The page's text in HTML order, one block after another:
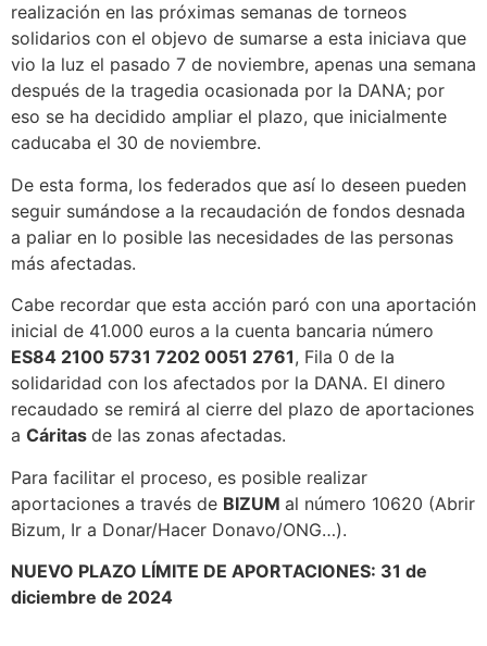
realización en las próximas semanas de torneos
solidarios con el objevo de sumarse a esta iniciava que
vio la luz el pasado 7 de noviembre, apenas una semana
después de la tragedia ocasionada por la DANA; por
eso se ha decidido ampliar el plazo, que inicialmente
caducaba el 30 de noviembre.
De esta forma, los federados que así lo deseen pueden
seguir sumándose a la recaudación de fondos desnada
a paliar en lo posible las necesidades de las personas
más afectadas.
Cabe recordar que esta acción paró con una aportación
inicial de 41.000 euros a la cuenta bancaria número
ES84 2100 5731 7202 0051 2761, Fila 0 de la
solidaridad con los afectados por la DANA. El dinero
recaudado se remirá al cierre del plazo de aportaciones
a Cáritas de las zonas afectadas.
Para facilitar el proceso, es posible realizar
aportaciones a través de BIZUM al número 10620 (Abrir
Bizum, Ir a Donar/Hacer Donavo/ONG…).
NUEVO PLAZO LÍMITE DE APORTACIONES: 31 de
diciembre de 2024